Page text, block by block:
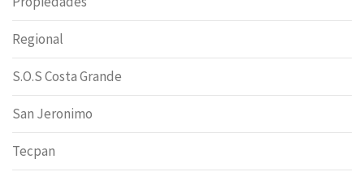
Regional
S.O.S Costa Grande
San Jeronimo
Tecpan